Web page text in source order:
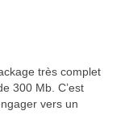
très complet
300 Mb. C’est
vers un